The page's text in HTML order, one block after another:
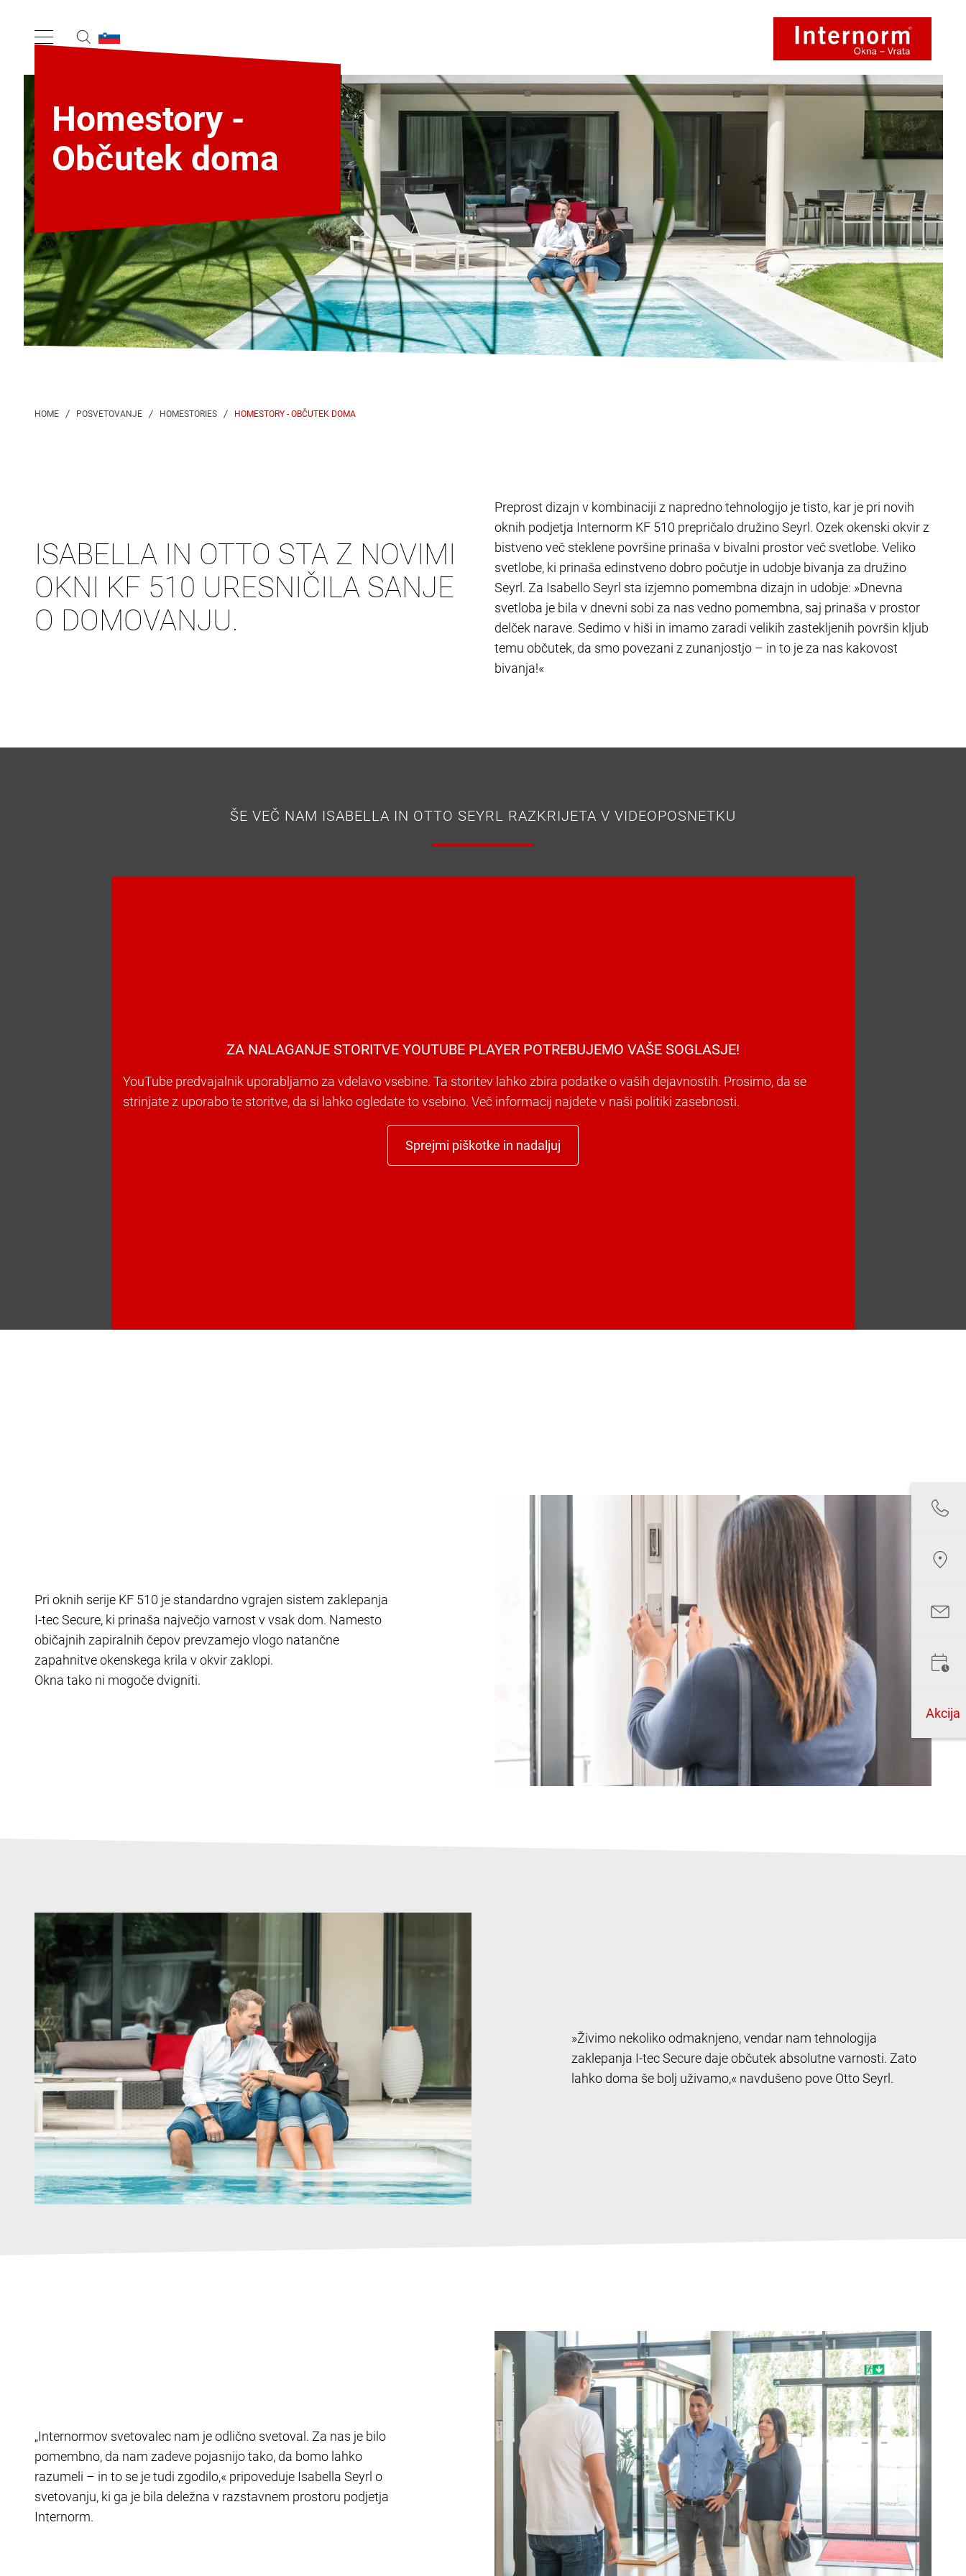
Homestory -
Občutek doma
HOMESTORY - OBČUTEK DOMA
ISABELLA IN OTTO STA Z NOVIMI
OKNI KF 510 URESNIČILA SANJE
O DOMOVANJU.
Preprost dizajn v kombinaciji z napredno tehnologijo je tisto, kar je pri novih
oknih podjetja Internorm KF 510 prepričalo družino Seyrl. Ozek okenski okvir z
bistveno več steklene površine prinaša v bivalni prostor več svetlobe. Veliko
svetlobe, ki prinaša edinstveno dobro počutje in udobje bivanja za družino
Seyrl. Za Isabello Seyrl sta izjemno pomembna dizajn in udobje: »Dnevna
svetloba je bila v dnevni sobi za nas vedno pomembna, saj prinaša v prostor
delček narave. Sedimo v hiši in imamo zaradi velikih zastekljenih površin kljub
temu občutek, da smo povezani z zunanjostjo – in to je za nas kakovost
bivanja!«
ŠE VEČ NAM ISABELLA IN OTTO SEYRL RAZKRIJETA V VIDEOPOSNETKU
ZA NALAGANJE STORITVE YOUTUBE PLAYER POTREBUJEMO VAŠE SOGLASJE!
YouTube predvajalnik uporabljamo za vdelavo vsebine. Ta storitev lahko zbira podatke o vaših dejavnostih. Prosimo, da se
strinjate z uporabo te storitve, da si lahko ogledate to vsebino. Več informacij najdete v naši politiki zasebnosti.
Sprejmi piškotke in nadaljuj
Pri oknih serije KF 510 je standardno vgrajen sistem zaklepanja
I-tec Secure, ki prinaša največjo varnost v vsak dom. Namesto
običajnih zapiralnih čepov prevzamejo vlogo natančne
zapahnitve okenskega krila v okvir zaklopi.
Okna tako ni mogoče dvigniti.
»Živimo nekoliko odmaknjeno, vendar nam tehnologija
zaklepanja I-tec Secure daje občutek absolutne varnosti. Zato
lahko doma še bolj uživamo,« navdušeno pove Otto Seyrl.
„Internormov svetovalec nam je odlično svetoval. Za nas je bilo
pomembno, da nam zadeve pojasnijo tako, da bomo lahko
razumeli – in to se je tudi zgodilo,« pripoveduje Isabella Seyrl o
svetovanju, ki ga je bila deležna v razstavnem prostoru podjetja
Internorm.